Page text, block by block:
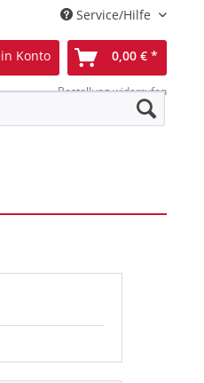
Service/Hilfe
Konto 0,00 € *
Bestellung widerrufen